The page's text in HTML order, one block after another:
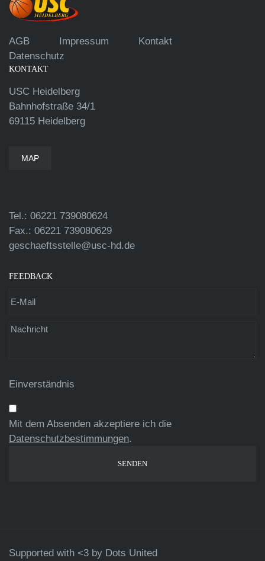
AGB Impressum
Kontakt
Datenschutz
KONTAKT
USC Heidelberg
Bahnhofstraße 34/1
69115 Heidelberg
MAP
Tel.: 06221 739080624
Fax.: 06221 739080629
geschaeftsstelle@usc-hd.de
FEEDBACK
Einverständnis
Mit dem Absenden akzeptiere ich die
Datenschutzbestimmungen.
Supported with <3 by Dots United